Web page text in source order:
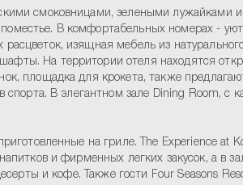
смоковницами, зелеными лужайками
В комфортабельных номерах -
изящная мебель из
На территории отеля находятся
площадка для крокета, также
В элегантном зале Dining Room, с
на гриле. The Experience
и фирменных легких закусок, а в
и кофе. Также гости Four Seasons